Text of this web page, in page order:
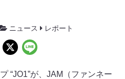
ニュース レポート
“JO1”が、JAM（ファンネー